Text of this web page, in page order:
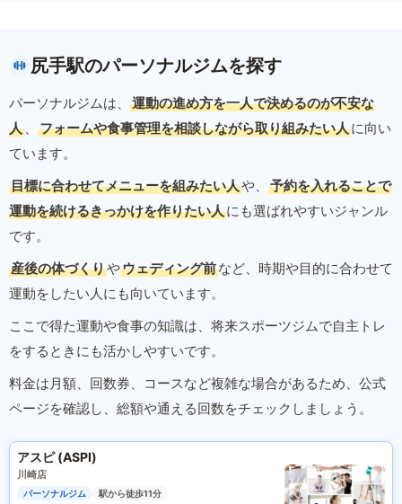
尻手駅のパーソナルジムを探す
パーソナルジムは、
運動の進め方を一人で決めるのが不安な
人 、 フォームや食事管理を相談しながら取り組みたい人に向い
ています。
目標に合わせてメニューを組みたい人や、
予約を入れることで
運動を続けるきっかけを作りたい人にも選ばれやすいジャンル
です。
産後の体づくりやウェディング前など、時期や目的に合わせて
運動をしたい人にも向いています。
ここで得た運動や食事の知識は、将来スポーツジムで自主トレ
をするときにも活かしやすいです。
料金は月額、回数券、コースなど複雑な場合があるため、公式
ページを確認し、総額や通える回数をチェックしましょう。
アスピ (ASPI)
川崎店
パーソナルジム
駅から徒歩11分